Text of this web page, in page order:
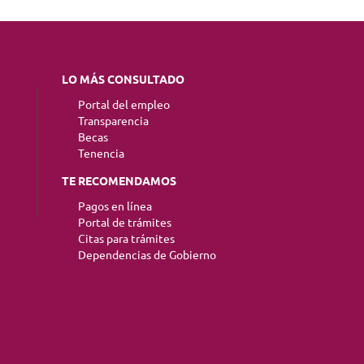
LO MÁS CONSULTADO
Portal del empleo
Transparencia
Becas
Tenencia
TE RECOMENDAMOS
Pagos en línea
Portal de trámites
Citas para trámites
Dependencias de Gobierno